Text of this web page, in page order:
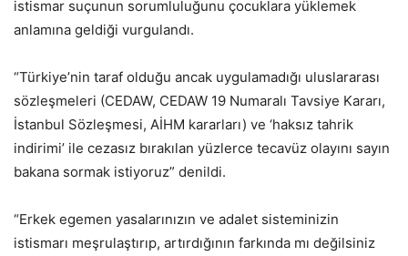
istismar suçunun sorumluluğunu çocuklara yüklemek
anlamına geldiği vurgulandı.
“Türkiye’nin taraf olduğu ancak uygulamadığı uluslararası
sözleşmeleri (CEDAW, CEDAW 19 Numaralı Tavsiye Kararı,
İstanbul Sözleşmesi, AİHM kararları) ve ‘haksız tahrik
indirimi’ ile cezasız bırakılan yüzlerce tecavüz olayını sayın
bakana sormak istiyoruz” denildi.
“Erkek egemen yasalarınızın ve adalet sisteminizin
istismarı meşrulaştırıp, artırdığının farkında mı değilsiniz